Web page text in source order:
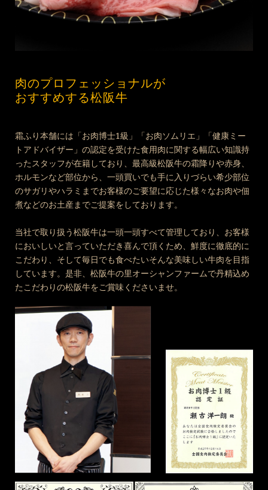
肉のプロフェッショナルが
おすすめする松阪牛
霜ふり本舗には「お肉博士1級」「お肉ソムリエ」「健康ミー
トアドバイザー」の認定を受けた食用肉に関する幅広い知識持
ったスタッフが在籍しており、最高級松阪牛の霜降りや赤身、
ホルモンなど部位から、一頭買いでも手に入りづらい希少部位
のサガリやハラミまでお客様のご要望に応じた様々なお肉や佃
煮などのお土産までご提案をしております。
当社で取り扱う松阪牛は一頭一頭すべて管理しており、お客様
においしいと言っていただき喜んで頂くため、鮮度に徹底的に
こだわり、そして毎日でも食べたいそんな美味しい牛肉を目指
しています。是非、松阪牛の里オーシャンファームで丹精込め
たこだわりの松阪牛をご賞味くださいませ。